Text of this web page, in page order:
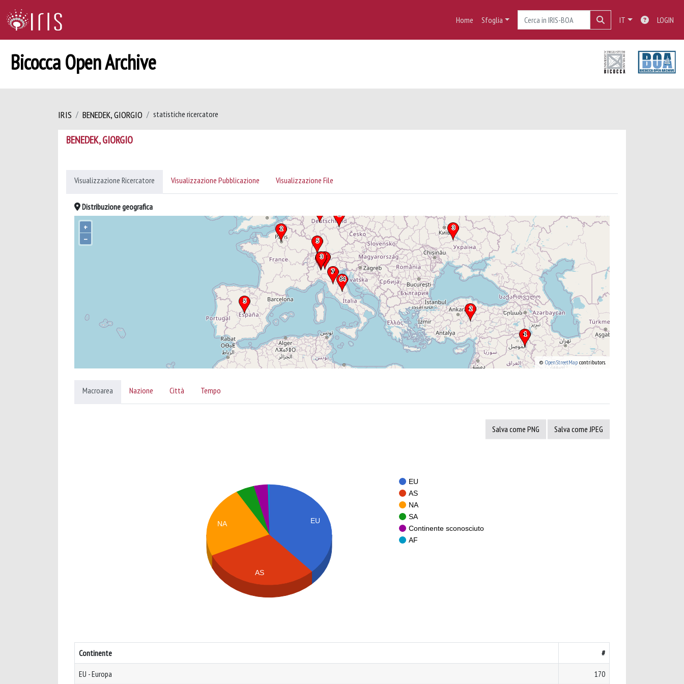
Home Sfoglia IT LOGIN
Bicocca Open Archive
IRIS BENEDEK, GIORGIO statistiche ricercatore
BENEDEK, GIORGIO
Visualizzazione Ricercatore Visualizzazione Pubblicazione Visualizzazione File
Distribuzione geografica
+
–
© OpenStreetMap contributors.
Macroarea Nazione Città Tempo
Salva come PNG Salva come JPEG
EU
AS
NA
SA
Continente sconosciuto
AF
EU
NA
AS
Continente #
EU - Europa 170